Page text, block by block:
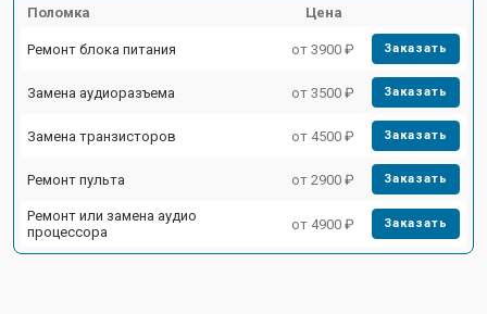
Поломка Цена
Ремонт блока питания от 3900 ₽ Заказать
Замена аудиоразъема от 3500 ₽ Заказать
Замена транзисторов от 4500 ₽ Заказать
Ремонт пульта от 2900 ₽ Заказать
Ремонт или замена аудио
процессора
от 4900 ₽ Заказать